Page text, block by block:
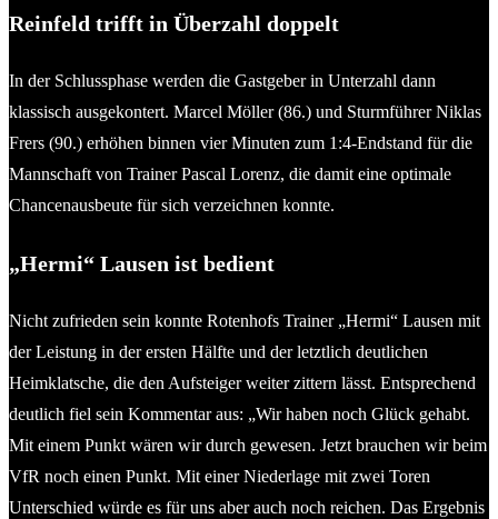
Reinfeld trifft in Überzahl doppelt
In der Schlussphase werden die Gastgeber in Unterzahl dann
klassisch ausgekontert. Marcel Möller (86.) und Sturmführer Niklas
Frers (90.) erhöhen binnen vier Minuten zum 1:4-Endstand für die
Mannschaft von Trainer Pascal Lorenz, die damit eine optimale
Chancenausbeute für sich verzeichnen konnte.
„Hermi“ Lausen ist bedient
Nicht zufrieden sein konnte Rotenhofs Trainer „Hermi“ Lausen mit
der Leistung in der ersten Hälfte und der letztlich deutlichen
Heimklatsche, die den Aufsteiger weiter zittern lässt. Entsprechend
deutlich fiel sein Kommentar aus: „Wir haben noch Glück gehabt.
Mit einem Punkt wären wir durch gewesen. Jetzt brauchen wir beim
VfR noch einen Punkt. Mit einer Niederlage mit zwei Toren
Unterschied würde es für uns aber auch noch reichen. Das Ergebnis